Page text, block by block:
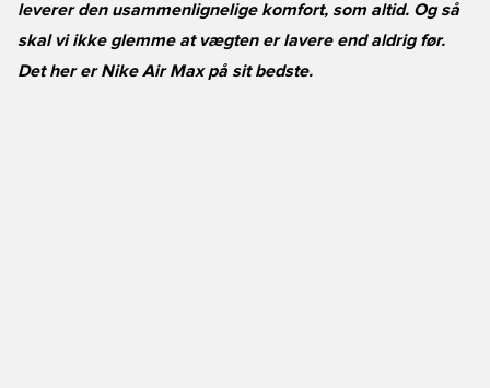
leverer den usammenlignelige komfort, som altid. Og så
skal vi ikke glemme at vægten er lavere end aldrig før.
Det her er Nike Air Max på sit bedste.